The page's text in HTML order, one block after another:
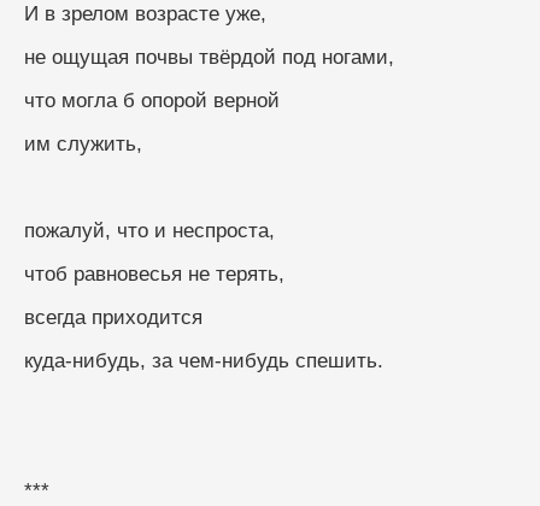
И в зрелом возрасте уже,
не ощущая почвы твёрдой под ногами,
что могла б опорой верной
им служить,
пожалуй, что и неспроста,
чтоб равновесья не терять,
всегда приходится
куда-нибудь, за чем-нибудь спешить.
***